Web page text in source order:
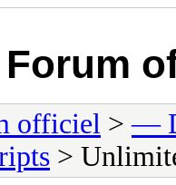
Forum
officiel >—
>